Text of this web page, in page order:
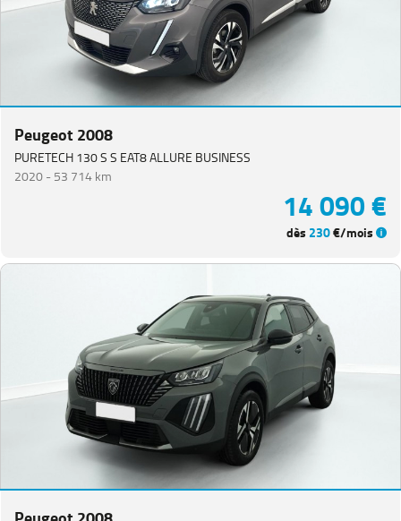
Peugeot 2008
PURETECH 130 S S EAT8 ALLURE BUSINESS
2020 -53 714 km
14 090 €
dès 230€/mois